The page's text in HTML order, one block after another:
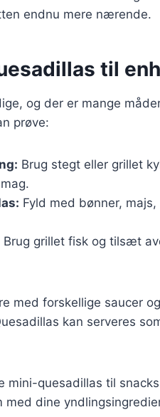
endnu mere nærende.
til
og der er mange
prøve:
Brug stegt eller grillet
Fyld med bønner,
Brug grillet fisk og tilsæt
med forskellige saucer
kan serveres
mini-quesadillas til
med dine